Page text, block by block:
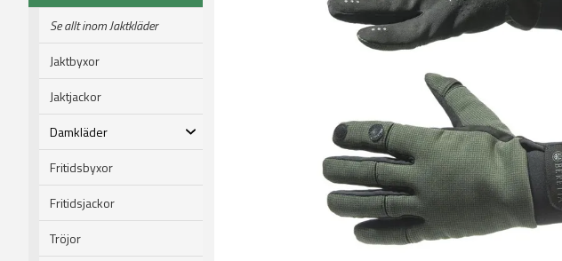
Se allt inom Jaktkläder
Jaktbyxor
Jaktjackor
Damkläder
Fritidsbyxor
Fritidsjackor
Tröjor